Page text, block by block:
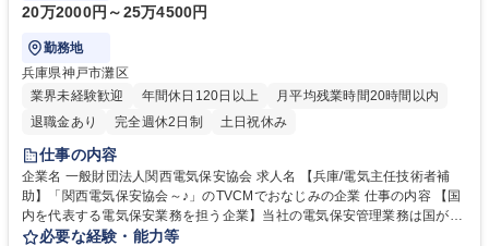
20万2000円～25万4500円
勤務地
兵庫県神戸市灘区
業界未経験歓迎
年間休日120日以上
月平均残業時間20時間以内
退職金あり
完全週休2日制 土日祝休み
仕事の内容
企業名 一般財団法人関西電気保安協会 求人名 【兵庫/電気主任技術者補
助】「関西電気保安協会～♪」のTVCMでおなじみの企業 仕事の内容 【国
内を代表する電気保安業務を担う企業】当社の電気保安管理業務は国が定
める電気事業法に基づく案件のため、案件受注は安定しております。 【入
必要な経験・能力等